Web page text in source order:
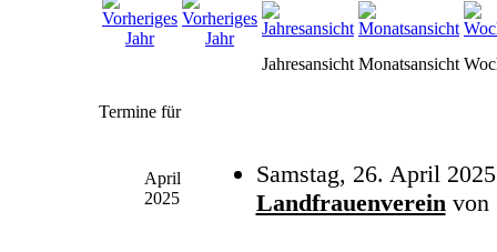
Jahresansicht Monatsansicht
Termine für
April
2025
Samstag, 26. April
Landfrauenvereinvon